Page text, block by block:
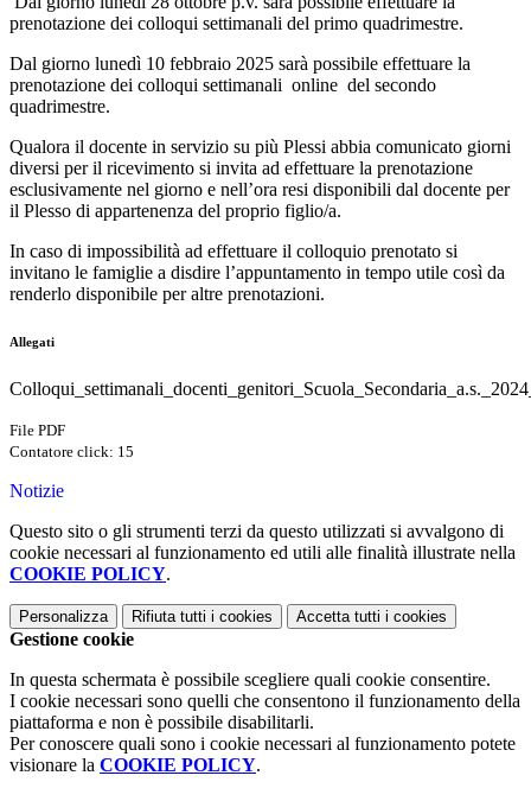
prenotazione dei colloqui settimanali del primo quadrimestre.
Dal giorno lunedì 10 febbraio 2025 sarà possibile effettuare la
prenotazione dei colloqui settimanali online del secondo
quadrimestre.
Qualora il docente in servizio su più Plessi abbia comunicato giorni
diversi per il ricevimento si invita ad effettuare la prenotazione
esclusivamente nel giorno e nell’ora resi disponibili dal docente per
il Plesso di appartenenza del proprio figlio/a.
In caso di impossibilità ad effettuare il colloquio prenotato si
invitano le famiglie a disdire l’appuntamento in tempo utile così da
renderlo disponibile per altre prenotazioni.
Allegati
File PDF
Contatore click: 15
Notizie
Questo sito o gli strumenti terzi da questo utilizzati si avvalgono di
cookie necessari al funzionamento ed utili alle finalità illustrate nella
COOKIE POLICY.
Personalizza Rifiuta tutti i cookies Accetta tutti i cookies
Gestione cookie
In questa schermata è possibile scegliere quali cookie consentire.
I cookie necessari sono quelli che consentono il funzionamento della
piattaforma e non è possibile disabilitarli.
Per conoscere quali sono i cookie necessari al funzionamento potete
visionare la COOKIE POLICY.